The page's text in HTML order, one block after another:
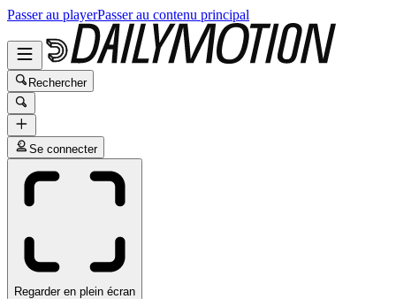
Passer au playerPasser au contenu principal
Rechercher
Se connecter
Regarder en plein écran